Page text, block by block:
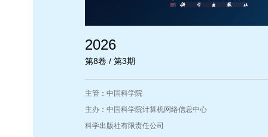
2026
第8卷 / 第3期
主管：中国科学院
主办：中国科学院计算机网络信息中心
科学出版社有限责任公司